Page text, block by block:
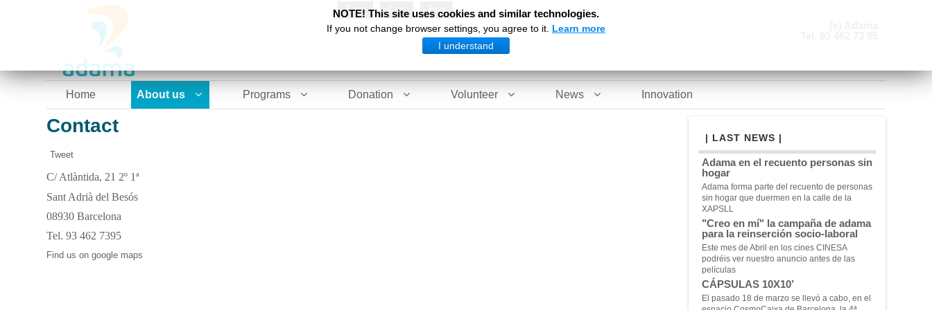
Esp Cat Eng
NOTE! This site uses cookies and similar technologies.
If you not change browser settings, you agree to it. Learn more
I understand
Home About us Programs Donation Volunteer News Innovation
Contact
Tweet
C/ Atlàntida, 21 2º 1ª
Sant Adrià del Besós
08930 Barcelona
Tel. 93 462 7395
Find us on google maps
| LAST NEWS |
Adama en el recuento personas sin
hogar
Adama forma parte del recuento de personas
sin hogar que duermen en la calle de la
XAPSLL
"Creo en mí" la campaña de adama
para la reinserción socio-laboral
Este mes de Abril en los cines CINESA
podréis ver nuestro anuncio antes de las
películas
CÁPSULAS 10X10’
El pasado 18 de marzo se llevó a cabo, en el